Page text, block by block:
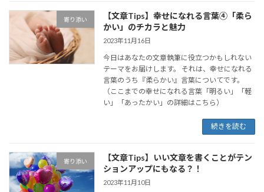
寄り添い
【文章Tips】幸せになれる言葉④「柔ら
かい」のチカラと魅力
2023年11月16日
今日はあなたの文章執筆に役立つかもしれない
テーマをお届けします。 それは、幸せになれる
言葉のうち『柔らかい』言葉についてです。
（ここまでの幸せになれる言葉「明るい」「軽
い」「あったかい」の詳細はこちら）
続きを読む
寄り添い
【文章Tips】いい文章を書くことがテン
ションアップにもなる？！
2023年11月10日